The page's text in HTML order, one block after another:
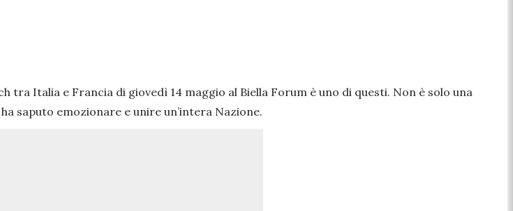
Italia e Francia di giovedì 14 maggio al Biella Forum è uno di questi. Non è solo una
saputo emozionare e unire un’intera Nazione.